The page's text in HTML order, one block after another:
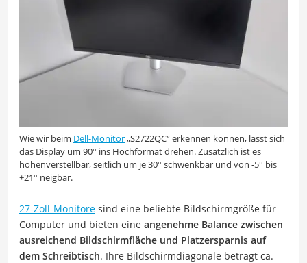
Wie wir beim Dell-Monitor„S2722QC“ erkennen können, lässt sich
das Display um 90° ins Hochformat drehen. Zusätzlich ist es
höhenverstellbar, seitlich um je 30° schwenkbar und von -5° bis
+21° neigbar.
27-Zoll-Monitore sind eine beliebte Bildschirmgröße für
Computer und bieten eine angenehme Balance zwischen
ausreichend Bildschirmfläche und Platzersparnis auf
dem Schreibtisch. Ihre Bildschirmdiagonale betragt ca.